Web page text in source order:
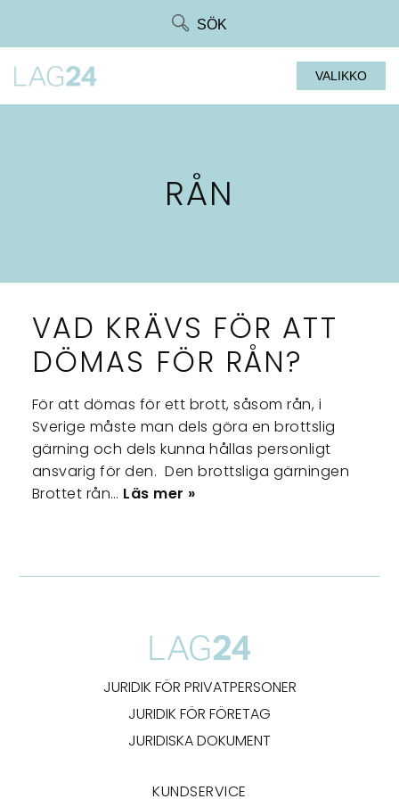
SÖK
VALIKKO
RÅN
VAD KRÄVS FÖR ATT
DÖMAS FÖR RÅN?
För att dömas för ett brott, såsom rån, i
Sverige måste man dels göra en brottslig
gärning och dels kunna hållas personligt
ansvarig för den. Den brottsliga gärningen
Brottet rån… Läs mer »
JURIDIK FÖR PRIVATPERSONER
JURIDIK FÖR FÖRETAG
JURIDISKA DOKUMENT
KUNDSERVICE